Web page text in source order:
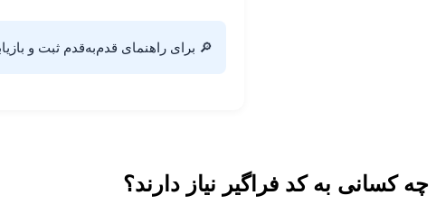
🔎 برای راهنمای قدم‌به‌قدم ثبت و
چه کسانی به کد فراگیر نیاز دارند؟